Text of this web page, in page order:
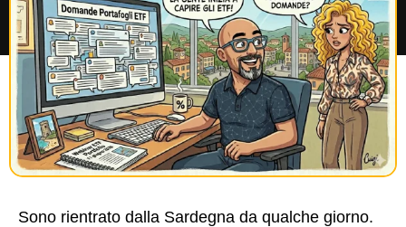
Sono rientrato dalla Sardegna da qualche giorno.